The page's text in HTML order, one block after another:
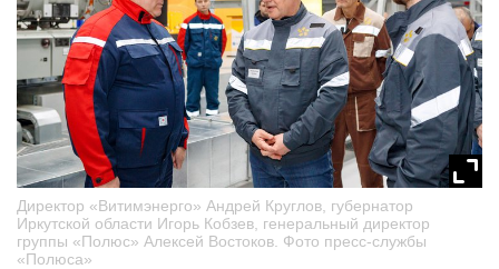
Директор «Витимэнерго» Андрей Круглов, губернатор
Иркутской области Игорь Кобзев, генеральный директор
группы «Полюс» Алексей Востоков. Фото пресс-службы
«Полюса»